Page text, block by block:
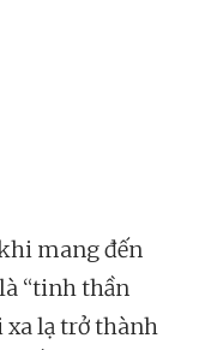
mang đến
“tinh thần
xa lạ trở thành